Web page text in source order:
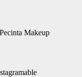
Makeup